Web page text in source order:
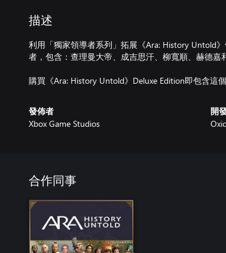
描述
利用「獨家領導者系列」拓展《Ara: History Untold
者，包含：查理曼大帝、成吉思汗、柳寬順、赫德嘉
發佈者
Xbox Game Studios
開
合作同事